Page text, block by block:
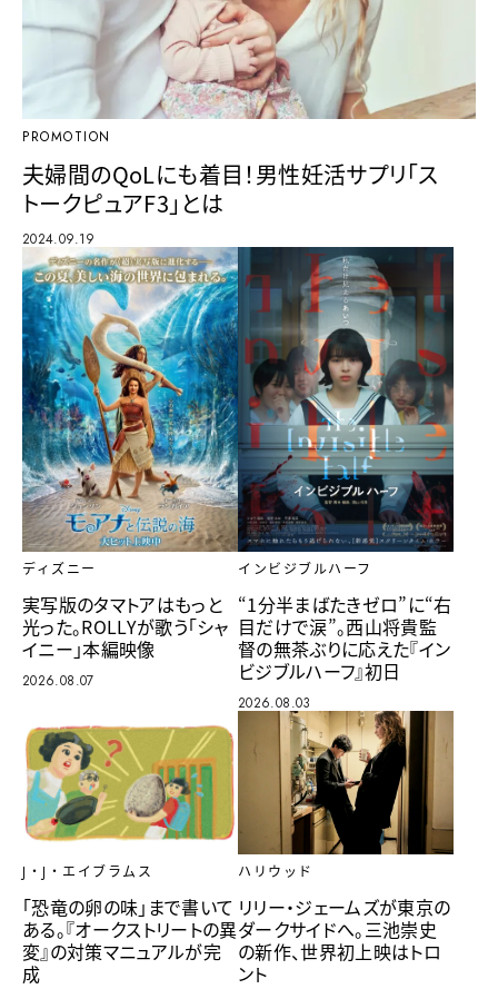
PROMOTION
夫婦間のQoLにも着目！男性妊活サプリ「ス
トークピュアF3」とは
2024.09.19
ディズニー
実写版のタマトアはもっと
光った。ROLLYが歌う「シャ
イニー」本編映像
2026.08.07
インビジブルハーフ
“1分半まばたきゼロ”に“右
目だけで涙”。西山将貴監
督の無茶ぶりに応えた『イン
ビジブルハーフ』初日
2026.08.03
J・J・エイブラムス
「恐竜の卵の味」まで書いて
ある。『オークストリートの異
変』の対策マニュアルが完
成
ハリウッド
リリー・ジェームズが東京の
ダークサイドへ。三池崇史
の新作、世界初上映はトロ
ント